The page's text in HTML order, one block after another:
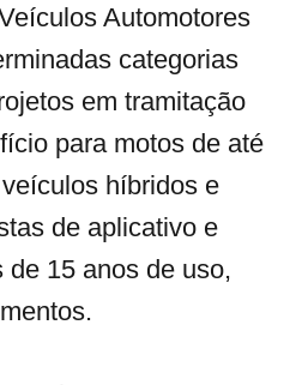
Automotores
categorias
em tramitação
para motos de até
híbridos e
de aplicativo e
de 15 anos de uso,